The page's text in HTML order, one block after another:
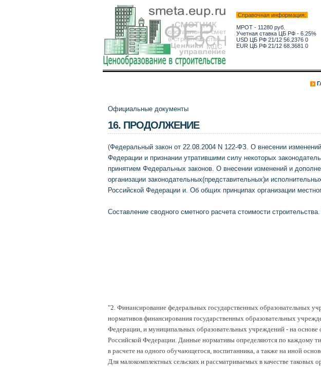
Справочная информация:
МРОТ - 11280 руб.
Учетная ставка ЦБ РФ - 6.25%
USD ЦБ РФ 21/12 56.2376 0
EUR ЦБ РФ 21/12 68.3681 0
Официальные документы
16. ПРОДОЛЖЕНИЕ
(Федеральный закон от 22.08.2004 N 122-ФЗ. О внесении
Федерации и признании утратившими силу некоторых
принятием Федеральных законов. О внесении изменений и
организации законодательных(представительных)и
Российской Федерации и. Об общих принципах организации
Составление сводного сметного расчета стоимости строительства.
"2. Финансирование федеральных государственных образовательных
нормативов финансирования государственных образовательных
Федерации, и муниципальных образовательных учреждений - на основе
Российской Федерации. Данные нормативы определяются по каждому
в расчете на одного обучающегося, воспитанника, а также на иной
Для малокомплектных сельских и рассматриваемых в качестве таковых